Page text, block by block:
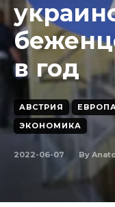
в год
АВСТРИЯ
ЭКОНОМИКА
2022-06-07 By